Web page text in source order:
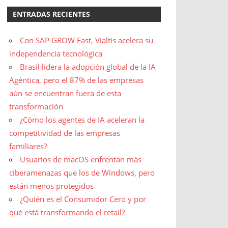
ENTRADAS RECIENTES
Con SAP GROW Fast, Vialtis acelera su
independencia tecnológica
Brasil lidera la adopción global de la IA
Agéntica, pero el 87% de las empresas
aún se encuentran fuera de esta
transformación
¿Cómo los agentes de IA aceleran la
competitividad de las empresas
familiares?
Usuarios de macOS enfrentan más
ciberamenazas que los de Windows, pero
están menos protegidos
¿Quién es el Consumidor Cero y por
qué está transformando el retail?